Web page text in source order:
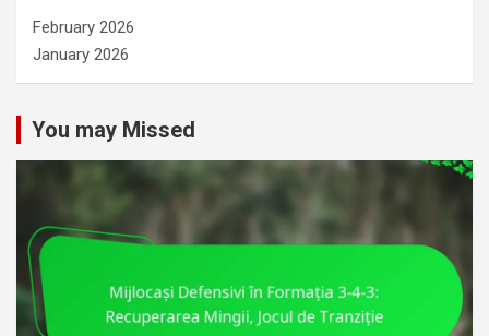
February 2026
January 2026
You may Missed